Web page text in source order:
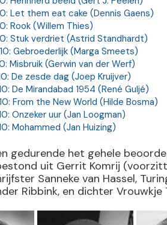
Let them eat cake (Dennis Gaens)
Rook (Willem Thies)
Stuk verdriet (Astrid Standhardt)
Gebroederlijk (Marga Smeets)
Misbruik (Gerwin van der Werf)
De zesde dag (Joep Kruijver)
De Mirandabad 1954 (René Guljé)
From the New World (Hilde Bosma)
Onzeker uur (Jan Loogman)
Mohammed (Jan Huizing)
gedurende het gehele
uit Gerrit Komrij
Sanneke van Hassel,
Ribbink, en dichter Vrouwkje